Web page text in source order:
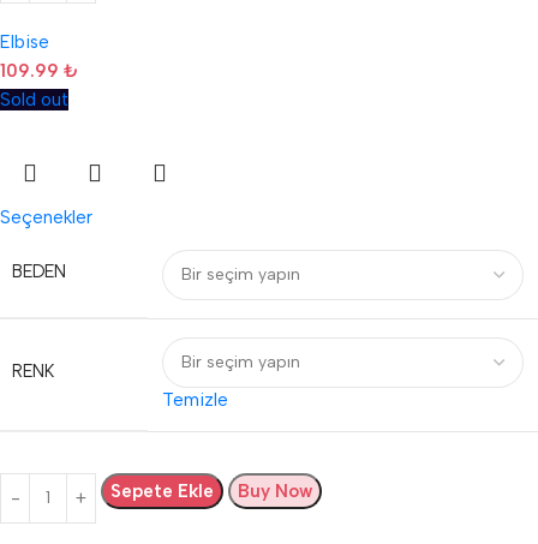
Elbise
109.99 ₺
Sold out
Seçenekler
BEDEN
RENK
Temizle
Sepete Ekle Buy Now